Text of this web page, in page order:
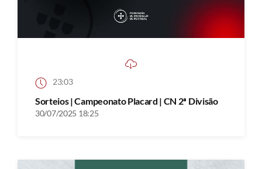
23:03
Sorteios | Campeonato Placard | CN 2ª Divisão
30/07/2025 18:25